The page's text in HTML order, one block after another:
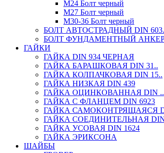
М24 Болт черный
М27 Болт черный
М30-36 Болт черный
БОЛТ АВТОСТРАДНЫЙ DIN
БОЛТ ФУНДАМЕНТНЫЙ
ГАЙКИ
ГАЙКА DIN 934 ЧЕРНАЯ
ГАЙКА БАРАШКОВАЯ DIN 31..
ГАЙКА КОЛПАЧКОВАЯ DIN 15..
ГАЙКА НИЗКАЯ DIN 439
ГАЙКА ОЦИНКОВАННАЯ DIN ..
ГАЙКА С ФЛАНЦЕМ DIN 6923
ГАЙКА САМОКОНТРЯЩАЯСЯ
ГАЙКА СОЕДИНИТЕЛЬНАЯ
ГАЙКА УСОВАЯ DIN 1624
ГАЙКА ЭРИКСОНА
ШАЙБЫ